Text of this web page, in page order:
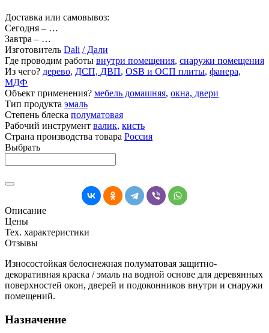
Доставка или самовывоз:
Сегодня – …
Завтра – …
Изготовитель Dali / Дали
Где проводим работы внутри помещения, снаружи помещения
Из чего? дерево, ДСП, ДВП, OSB и ОСП плиты, фанера,
МДФ
Объект применения? мебель домашняя, окна, двери
Тип продукта эмаль
Степень блеска полуматовая
Рабочий инструмент валик, кисть
Страна производства товара Россия
Выбрать
Описание
Цены
Тех. характеристики
Отзывы
Износостойкая белоснежная полуматовая защитно-
декоративная краска / эмаль на водной основе для деревянных
поверхностей окон, дверей и подоконников внутри и снаружи
помещений.
Назначение